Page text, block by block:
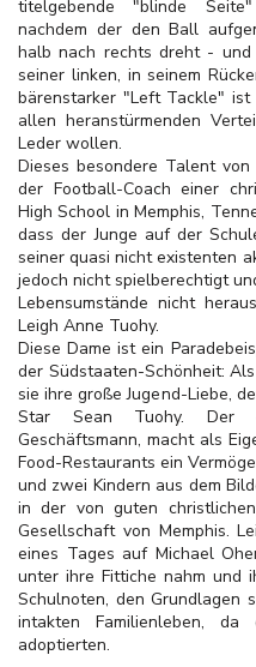
titelgebende "blinde
nachdem der den Ball
halb nach rechts dreht -
seiner linken, in seinem
bärenstarker "Left Tackle"
allen heranstürmenden
Leder wollen.
Dieses besondere Talent
der Football-Coach einer
High School in Memphis,
dass der Junge auf der
seiner quasi nicht existenten
jedoch nicht spielberechtigt
Lebensumstände nicht
Leigh Anne Tuohy.
Diese Dame ist ein
der Südstaaten-Schönheit:
sie ihre große Jugend-Liebe,
Star Sean Tuohy. Der
Geschäftsmann, macht als
Food-Restaurants ein
und zwei Kindern aus dem
in der von guten
Gesellschaft von Memphis.
eines Tages auf Michael
unter ihre Fittiche nahm und
Schulnoten, den Grundlagen
intakten Familienleben, da
adoptierten.